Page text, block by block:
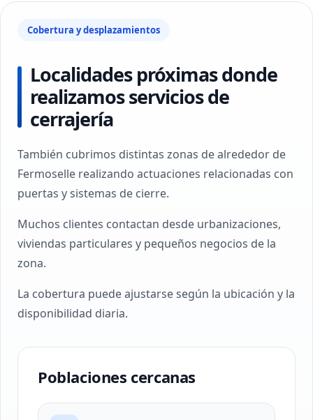
Cobertura y desplazamientos
Localidades próximas donde
realizamos servicios de
cerrajería
También cubrimos distintas zonas de alrededor de
Fermoselle realizando actuaciones relacionadas con
puertas y sistemas de cierre.
Muchos clientes contactan desde urbanizaciones,
viviendas particulares y pequeños negocios de la
zona.
La cobertura puede ajustarse según la ubicación y la
disponibilidad diaria.
Poblaciones cercanas